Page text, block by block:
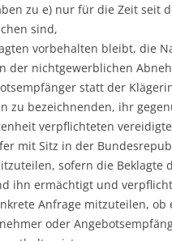
zu e) nur für die Zeit seit
sind,
vorbehalten bleibt, die
der nichtgewerblichen
statt der
zu bezeichnenden, ihr
verpflichteten
mit Sitz in der
sofern die Beklagte
ihn ermächtigt und
Anfrage mitzuteilen, ob
oder